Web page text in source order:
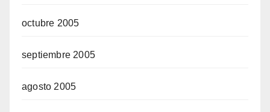
octubre 2005
septiembre 2005
agosto 2005